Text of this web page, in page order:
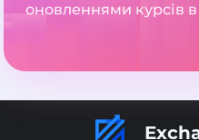
оновленнями курсів в